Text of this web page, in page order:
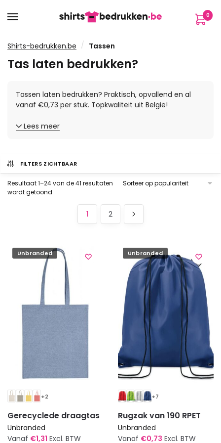
naar
naar
inhoud
0
Shirts-bedrukken.be / Tassen
Tas laten bedrukken?
Tassen laten bedrukken? Praktisch, opvallend en al
vanaf €0,73 per stuk. Topkwaliteit uit België!
Lees meer
FILTERS ZICHTBAAR
Resultaat 1–24 van de 41 resultaten
wordt getoond
1 2
Unbranded
+2
Gerecyclede draagtas
Unbranded
Vanaf €1,31 Excl. BTW
Unbranded
+7
Rugzak van 190 RPET
Unbranded
Vanaf €0,73 Excl. BTW